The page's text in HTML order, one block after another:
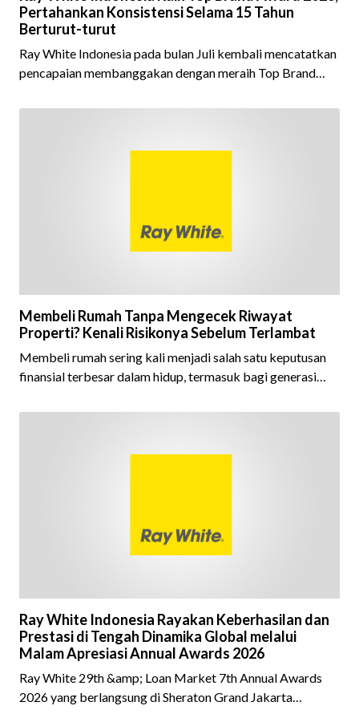
Pertahankan Konsistensi Selama 15 Tahun
Berturut-turut
Ray White Indonesia pada bulan Juli kembali mencatatkan
pencapaian membanggakan dengan meraih Top Brand
ini menjadi semakin istimewa karena Ray White Indonesia
tahun berturut-turut, sebuah bukti nyata atas konsistensi,
Membeli Rumah Tanpa Mengecek Riwayat
Properti? Kenali Risikonya Sebelum Terlambat
Membeli rumah sering kali menjadi salah satu keputusan
finansial terbesar dalam hidup, termasuk bagi generasi
kepemilikan hunian maupun investasi properti. Namun
fokus pada harga atau lokasi tanpa memperhatikan
Ray White Indonesia Rayakan Keberhasilan dan
Prestasi di Tengah Dinamika Global melalui
Malam Apresiasi Annual Awards 2026
Ray White 29th &amp; Loan Market 7th Annual Awards
2026 yang berlangsung di Sheraton Grand Jakarta